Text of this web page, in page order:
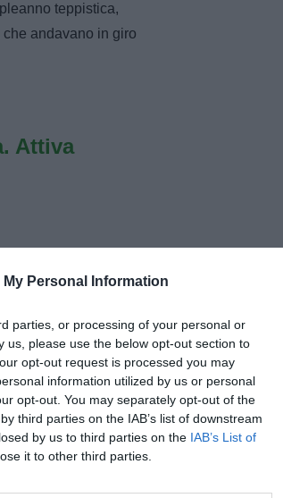
My Personal Information
parties, or processing of your personal or
please use the below opt-out section to
opt-out request is processed you may
information utilized by us or personal
opt-out. You may separately opt-out of the
third parties on the IAB’s list of downstream
by us to third parties on the IAB’s List of
it to other third parties.
teppistica,
andavano in giro
Attiva